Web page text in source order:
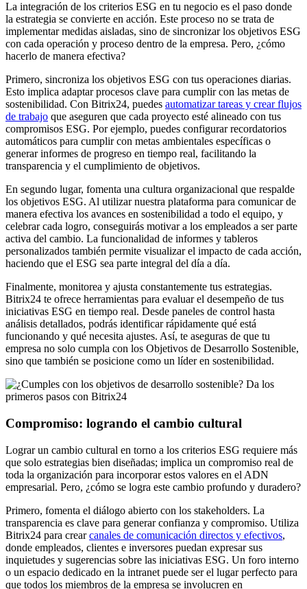
La integración de los criterios ESG en tu negocio es el paso donde
la estrategia se convierte en acción. Este proceso no se trata de
implementar medidas aisladas, sino de sincronizar los objetivos ESG
con cada operación y proceso dentro de la empresa. Pero, ¿cómo
hacerlo de manera efectiva?
Primero, sincroniza los objetivos ESG con tus operaciones diarias.
Esto implica adaptar procesos clave para cumplir con las metas de
sostenibilidad. Con Bitrix24, puedes automatizar tareas y crear flujos
de trabajo que aseguren que cada proyecto esté alineado con tus
compromisos ESG. Por ejemplo, puedes configurar recordatorios
automáticos para cumplir con metas ambientales específicas o
generar informes de progreso en tiempo real, facilitando la
transparencia y el cumplimiento de objetivos.
En segundo lugar, fomenta una cultura organizacional que respalde
los objetivos ESG. Al utilizar nuestra plataforma para comunicar de
manera efectiva los avances en sostenibilidad a todo el equipo, y
celebrar cada logro, conseguirás motivar a los empleados a ser parte
activa del cambio. La funcionalidad de informes y tableros
personalizados también permite visualizar el impacto de cada acción,
haciendo que el ESG sea parte integral del día a día.
Finalmente, monitorea y ajusta constantemente tus estrategias.
Bitrix24 te ofrece herramientas para evaluar el desempeño de tus
iniciativas ESG en tiempo real. Desde paneles de control hasta
análisis detallados, podrás identificar rápidamente qué está
funcionando y qué necesita ajustes. Así, te aseguras de que tu
empresa no solo cumpla con los Objetivos de Desarrollo Sostenible,
sino que también se posicione como un líder en sostenibilidad.
Compromiso: logrando el cambio cultural
Lograr un cambio cultural en torno a los criterios ESG requiere más
que solo estrategias bien diseñadas; implica un compromiso real de
toda la organización para incorporar estos valores en el ADN
empresarial. Pero, ¿cómo se logra este cambio profundo y duradero?
Primero, fomenta el diálogo abierto con los stakeholders. La
transparencia es clave para generar confianza y compromiso. Utiliza
Bitrix24 para crearcanales de comunicación directos y efectivos,
donde empleados, clientes e inversores puedan expresar sus
inquietudes y sugerencias sobre las iniciativas ESG. Un foro interno
o un espacio dedicado en la intranet puede ser el lugar perfecto para
que todos los miembros de la empresa se involucren en